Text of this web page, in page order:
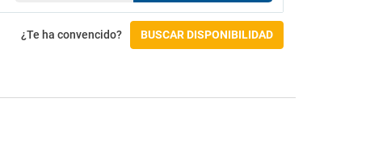
¿Te ha convencido? BUSCAR DISPONIBILIDAD